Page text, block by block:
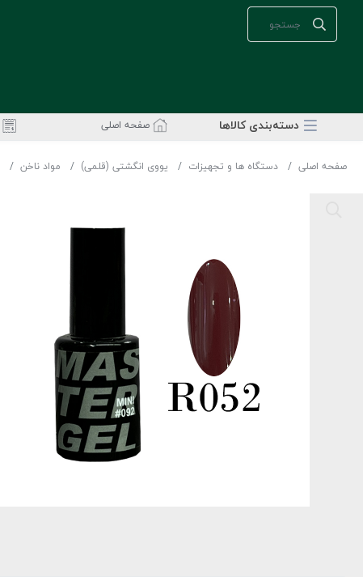
دسته‌بندی‌ کالاها صفحه اصلی
صفحه اصلی دستگاه ها و تجهیزات یووی انگشتی (قلمی) مواد ناخن